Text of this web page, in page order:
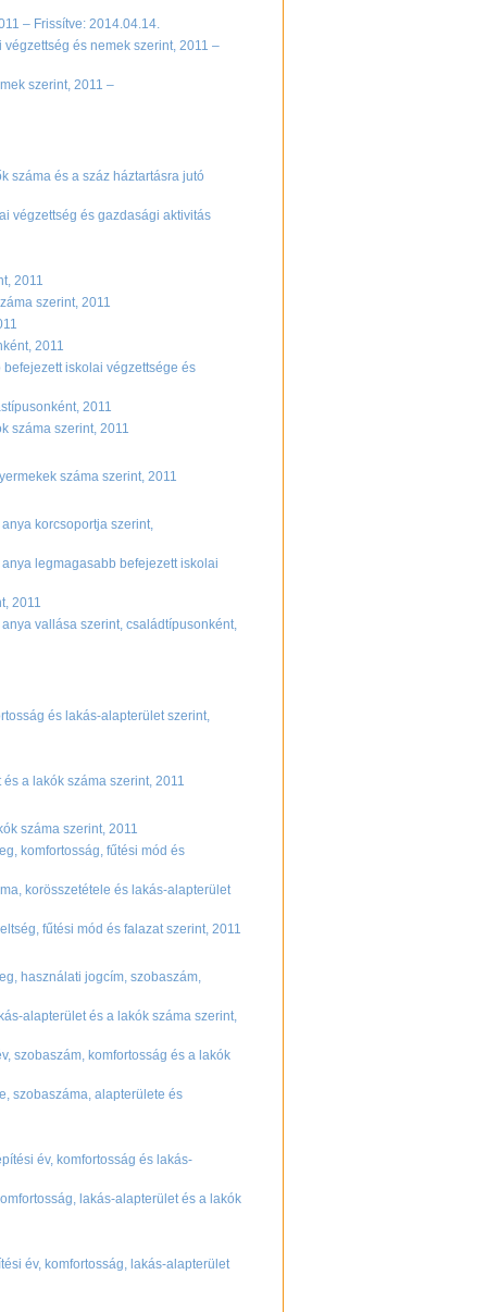
– Frissítve: 2014.04.14.
és nemek szerint, 2011 –
szerint, 2011 –
száma és a száz háztartásra jutó
végzettség és gazdasági aktivitás
2011
szerint, 2011
2011
iskolai végzettsége és
2011
száma szerint, 2011
száma szerint, 2011
korcsoportja szerint,
legmagasabb befejezett iskolai
2011
vallása szerint, családtípusonként,
és lakás-alapterület szerint,
a lakók száma szerint, 2011
száma szerint, 2011
komfortosság, fűtési mód és
korösszetétele és lakás-alapterület
fűtési mód és falazat szerint, 2011
használati jogcím, szobaszám,
alapterület és a lakók száma szerint,
szobaszám, komfortosság és a lakók
szobaszáma, alapterülete és
év, komfortosság és lakás-
lakás-alapterület és a lakók
év, komfortosság, lakás-alapterület